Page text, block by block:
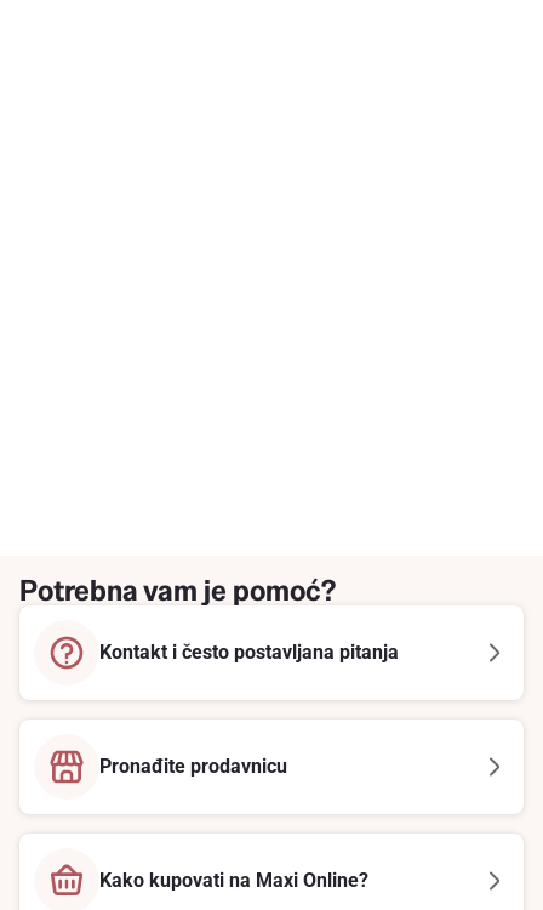
Potrebna vam je pomoć?
Kontakt i često postavljana pitanja
Pronađite prodavnicu
Kako kupovati na Maxi Online?